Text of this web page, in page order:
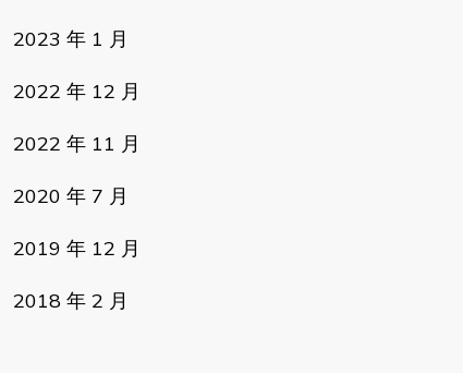
2023 年 1 月
2022 年 12 月
2022 年 11 月
2020 年 7 月
2019 年 12 月
2018 年 2 月